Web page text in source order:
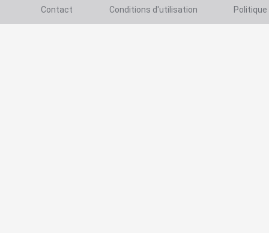
Contact Conditions d'utilisation